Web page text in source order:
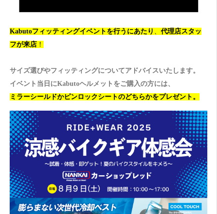
Kabutoフィッティングイベントを行うにあたり 、 代理店スタッ
フが来店 ！
サイズ選びやフィッティングについてアドバイスいたします。
イベント当日にKabutoヘルメットをご購入の方には、
ミラーシールドかピンロックシートのどちらかをプレゼント。